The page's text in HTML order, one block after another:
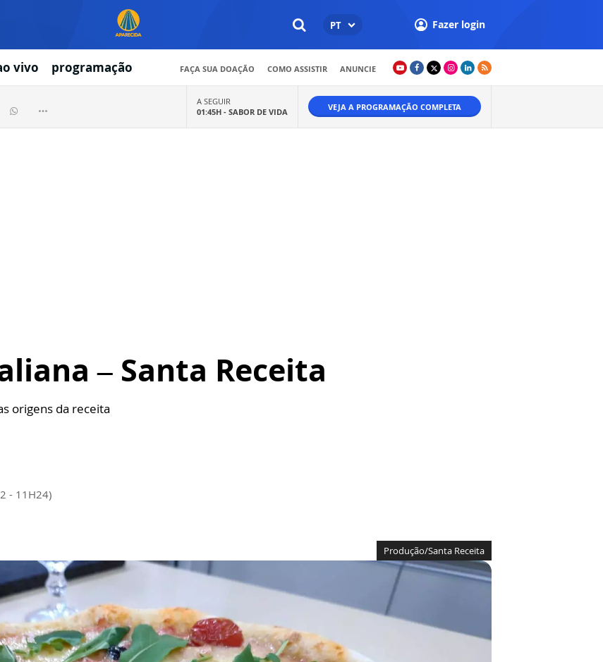
PT Fazer login
vivo programação FAÇA SUA DOAÇÃO COMO ASSISTIR ANUNCIE
A SEGUIR
01:45H - SABOR DE VIDA VEJA A PROGRAMAÇÃO COMPLETA
– Santa Receita
origens da receita
- 11H24)
Produção/Santa Receita